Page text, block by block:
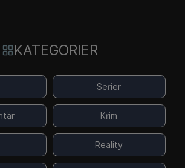
KATEGORIER
Serier
Krim
Reality